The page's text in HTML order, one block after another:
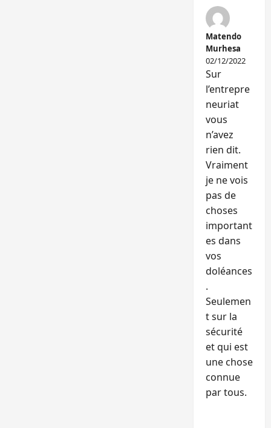
Matendo
Murhesa
02/12/2022
Sur
l’entrepre
neuriat
vous
n’avez
rien dit.
Vraiment
je ne vois
pas de
choses
important
es dans
vos
doléances
.
Seulemen
t sur la
sécurité
et qui est
une chose
connue
par tous.